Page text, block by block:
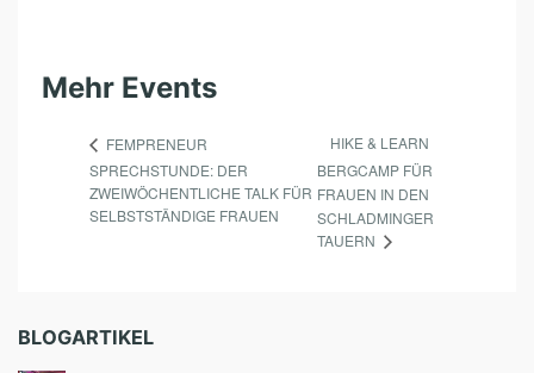
Mehr Events
FEMPRENEUR
SPRECHSTUNDE: DER
ZWEIWÖCHENTLICHE TALK FÜR
SELBSTSTÄNDIGE FRAUEN
HIKE & LEARN
BERGCAMP FÜR
FRAUEN IN DEN
SCHLADMINGER
TAUERN
BLOGARTIKEL